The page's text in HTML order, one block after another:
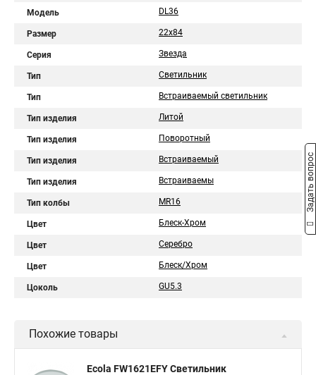
Модель DL36
Размер 22x84
Серия Звезда
Тип Светильник
Тип Встраиваемый светильник
Тип изделия Литой
Тип изделия Поворотный
Тип изделия Встраиваемый
Тип изделия Встраиваемы
Тип колбы MR16
Цвет Блеск-Хром
Цвет Серебро
Цвет Блеск/Хром
Цоколь GU5.3
Похожие товары
Ecola FW1621EFY Светильник
Задать вопрос